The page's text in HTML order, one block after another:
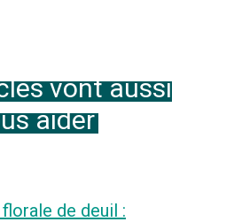
vont aussi
aider
de deuil :